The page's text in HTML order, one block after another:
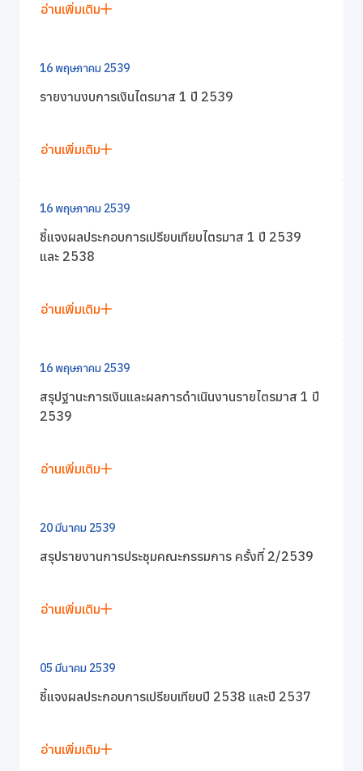
อ่านเพิ่มเติม
16 พฤษภาคม 2539
รายงานงบการเงินไตรมาส 1 ปี 2539
อ่านเพิ่มเติม
16 พฤษภาคม 2539
ชี้แจงผลประกอบการเปรียบเทียบไตรมาส 1 ปี 2539
และ 2538
อ่านเพิ่มเติม
16 พฤษภาคม 2539
สรุปฐานะการเงินและผลการดำเนินงานรายไตรมาส 1 ปี
2539
อ่านเพิ่มเติม
20 มีนาคม 2539
สรุปรายงานการประชุมคณะกรรมการ ครั้งที่ 2/2539
อ่านเพิ่มเติม
05 มีนาคม 2539
ชี้แจงผลประกอบการเปรียบเทียบปี 2538 และปี 2537
อ่านเพิ่มเติม